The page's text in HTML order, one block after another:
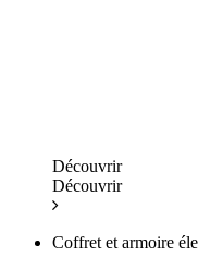
Découvrir
Découvrir
Coffret et armoire